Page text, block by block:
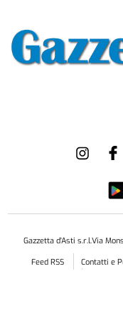
Gazzetta d'Asti s.r.l.Via
Feed RSS
Contatti e